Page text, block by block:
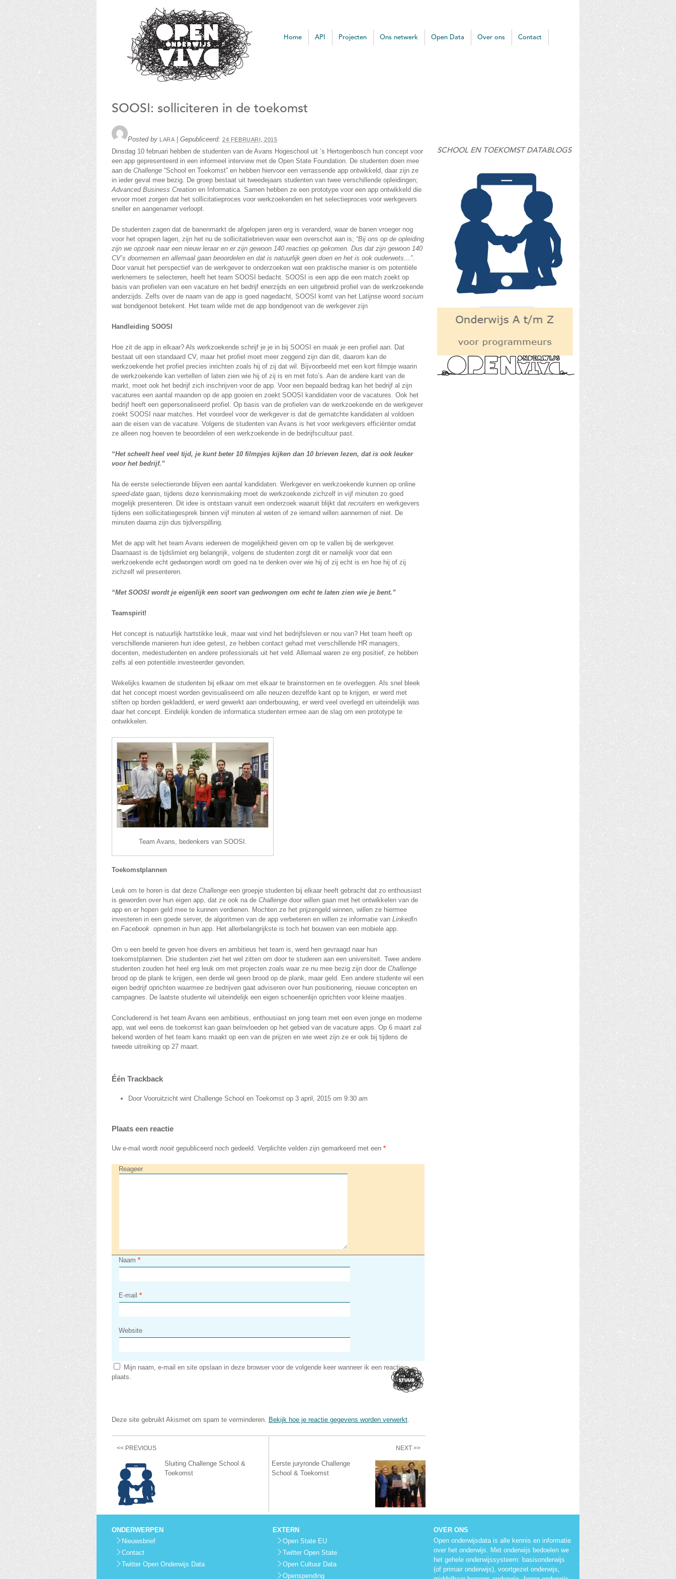
Open
Onderwijs Data
Home API Projecten Ons netwerk Open Data Over ons Contact
SOOSI: solliciteren in de toekomst
Posted by LARA |Gepubliceerd:24 FEBRUARI, 2015
Dinsdag 10 februari hebben de studenten van de Avans Hogeschool uit ’s Hertogenbosch hun concept voor
een app gepresenteerd in een informeel interview met de Open State Foundation. De studenten doen mee
aan de Challenge “School en Toekomst” en hebben hiervoor een verrassende app ontwikkeld, daar zijn ze
in ieder geval mee bezig. De groep bestaat uit tweedejaars studenten van twee verschillende opleidingen;
Advanced Business Creation en Informatica. Samen hebben ze een prototype voor een app ontwikkeld die
ervoor moet zorgen dat het sollicitatieproces voor werkzoekenden en het selectieproces voor werkgevers
sneller en aangenamer verloopt.
De studenten zagen dat de banenmarkt de afgelopen jaren erg is veranderd, waar de banen vroeger nog
voor het oprapen lagen, zijn het nu de sollicitatiebrieven waar een overschot aan is; “Bij ons op de opleiding
zijn we opzoek naar een nieuw leraar en er zijn gewoon 140 reacties op gekomen. Dus dat zijn gewoon 140
CV’s doornemen en allemaal gaan beoordelen en dat is natuurlijk geen doen en het is ook ouderwets…”.
Door vanuit het perspectief van de werkgever te onderzoeken wat een praktische manier is om potentiële
werknemers te selecteren, heeft het team SOOSI bedacht. SOOSI is een app die een match zoekt op
basis van profielen van een vacature en het bedrijf enerzijds en een uitgebreid profiel van de werkzoekende
anderzijds. Zelfs over de naam van de app is goed nagedacht, SOOSI komt van het Latijnse woord socium
wat bondgenoot betekent. Het team wilde met de app bondgenoot van de werkgever zijn
Handleiding SOOSI
Hoe zit de app in elkaar? Als werkzoekende schrijf je je in bij SOOSI en maak je een profiel aan. Dat
bestaat uit een standaard CV, maar het profiel moet meer zeggend zijn dan dit, daarom kan de
werkzoekende het profiel precies inrichten zoals hij of zij dat wil. Bijvoorbeeld met een kort filmpje waarin
de werkzoekende kan vertellen of laten zien wie hij of zij is en met foto’s. Aan de andere kant van de
markt, moet ook het bedrijf zich inschrijven voor de app. Voor een bepaald bedrag kan het bedrijf al zijn
vacatures een aantal maanden op de app gooien en zoekt SOOSI kandidaten voor de vacatures. Ook het
bedrijf heeft een gepersonaliseerd profiel. Op basis van de profielen van de werkzoekende en de werkgever
zoekt SOOSI naar matches. Het voordeel voor de werkgever is dat de gematchte kandidaten al voldoen
aan de eisen van de vacature. Volgens de studenten van Avans is het voor werkgevers efficiënter omdat
ze alleen nog hoeven te beoordelen of een werkzoekende in de bedrijfscultuur past.
“Het scheelt heel veel tijd, je kunt beter 10 filmpjes kijken dan 10 brieven lezen, dat is ook leuker
voor het bedrijf.”
Na de eerste selectieronde blijven een aantal kandidaten. Werkgever en werkzoekende kunnen op online
speed-date gaan, tijdens deze kennismaking moet de werkzoekende zichzelf in vijf minuten zo goed
mogelijk presenteren. Dit idee is ontstaan vanuit een onderzoek waaruit blijkt dat recruiters en werkgevers
tijdens een sollicitatiegesprek binnen vijf minuten al weten of ze iemand willen aannemen of niet. De
minuten daarna zijn dus tijdverspilling.
Met de app wilt het team Avans iedereen de mogelijkheid geven om op te vallen bij de werkgever.
Daarnaast is de tijdslimiet erg belangrijk, volgens de studenten zorgt dit er namelijk voor dat een
werkzoekende echt gedwongen wordt om goed na te denken over wie hij of zij echt is en hoe hij of zij
zichzelf wil presenteren.
“Met SOOSI wordt je eigenlijk een soort van gedwongen om echt te laten zien wie je bent.”
Teamspirit!
Het concept is natuurlijk hartstikke leuk, maar wat vind het bedrijfsleven er nou van? Het team heeft op
verschillende manieren hun idee getest, ze hebben contact gehad met verschillende HR managers,
docenten, medestudenten en andere professionals uit het veld. Allemaal waren ze erg positief, ze hebben
zelfs al een potentiële investeerder gevonden.
Wekelijks kwamen de studenten bij elkaar om met elkaar te brainstormen en te overleggen. Als snel bleek
dat het concept moest worden gevisualiseerd om alle neuzen dezelfde kant op te krijgen, er werd met
stiften op borden gekladderd, er werd gewerkt aan onderbouwing, er werd veel overlegd en uiteindelijk was
daar het concept. Eindelijk konden de informatica studenten ermee aan de slag om een prototype te
ontwikkelen.
Team Avans, bedenkers van SOOSI.
Toekomstplannen
Leuk om te horen is dat deze Challenge een groepje studenten bij elkaar heeft gebracht dat zo enthousiast
is geworden over hun eigen app, dat ze ook na de Challenge door willen gaan met het ontwikkelen van de
app en er hopen geld mee te kunnen verdienen. Mochten ze het prijzengeld winnen, willen ze hiermee
investeren in een goede server, de algoritmen van de app verbeteren en willen ze informatie van LinkedIn
en Facebook opnemen in hun app. Het allerbelangrijkste is toch het bouwen van een mobiele app.
Om u een beeld te geven hoe divers en ambitieus het team is, werd hen gevraagd naar hun
toekomstplannen. Drie studenten ziet het wel zitten om door te studeren aan een universiteit. Twee andere
studenten zouden het heel erg leuk om met projecten zoals waar ze nu mee bezig zijn door de Challenge
brood op de plank te krijgen, een derde wil geen brood op de plank, maar geld. Een andere studente wil een
eigen bedrijf oprichten waarmee ze bedrijven gaat adviseren over hun positionering, nieuwe concepten en
campagnes. De laatste studente wil uiteindelijk een eigen schoenenlijn oprichten voor kleine maatjes.
Concluderend is het team Avans een ambitieus, enthousiast en jong team met een even jonge en moderne
app, wat wel eens de toekomst kan gaan beïnvloeden op het gebied van de vacature apps. Op 6 maart zal
bekend worden of het team kans maakt op een van de prijzen en wie weet zijn ze er ook bij tijdens de
tweede uitreiking op 27 maart.
Één Trackback
Door Vooruitzicht wint Challenge School en Toekomst op 3 april, 2015 om 9:30 am
Plaats een reactie
Uw e-mail wordt nooit gepubliceerd noch gedeeld. Verplichte velden zijn gemarkeerd met een *
Reageer
Naam *
E-mail *
Website
Mijn naam, e-mail en site opslaan in deze browser voor de volgende keer wanneer ik een reactie
plaats.
Deze site gebruikt Akismet om spam te verminderen. Bekijk hoe je reactie gegevens worden verwerkt.
SCHOOL EN TOEKOMST DATABLOGS
<< PREVIOUS
Sluiting Challenge School &
Toekomst
NEXT >>
Eerste juryronde Challenge
School & Toekomst
ONDERWERPEN
Nieuwsbrief
Contact
Twitter Open Onderwijs Data
EXTERN
Open State EU
Twitter Open State
Open Cultuur Data
Openspending
OVER ONS
Open onderwijsdata is alle kennis en informatie
over het onderwijs. Met onderwijs bedoelen we
het gehele onderwijssysteem: basisonderwijs
(of primair onderwijs), voortgezet onderwijs,